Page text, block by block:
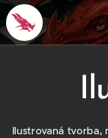
Ilustrovaná tvorba,